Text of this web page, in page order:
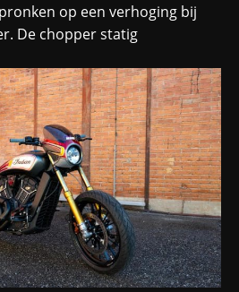
op een verhoging bij
De chopper statig